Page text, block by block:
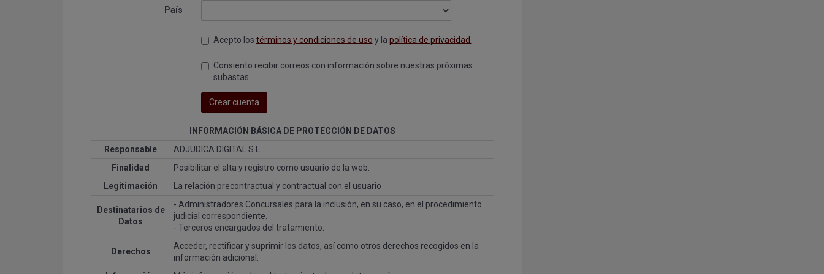
País
Acepto los términos y condiciones de uso y la política de privacidad.
Consiento recibir correos con información sobre nuestras próximas
subastas
Crear cuenta
INFORMACIÓN BÁSICA DE PROTECCIÓN DE DATOS
Responsable
ADJUDICA DIGITAL S.L
Finalidad
Posibilitar el alta y registro como usuario de la web.
Legitimación
La relación precontractual y contractual con el usuario
Destinatarios de
Datos
- Administradores Concursales para la inclusión, en su caso, en el procedimiento
judicial correspondiente.
- Terceros encargados del tratamiento.
Derechos
Acceder, rectificar y suprimir los datos, así como otros derechos recogidos en la
información adicional.